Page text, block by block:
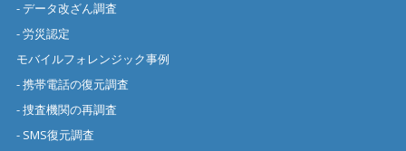
- データ改ざん調査
- 労災認定
モバイルフォレンジック事例
- 携帯電話の復元調査
- 捜査機関の再調査
- SMS復元調査